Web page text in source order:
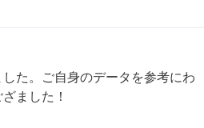
た。ご自身のデータを参考にわ
ました！